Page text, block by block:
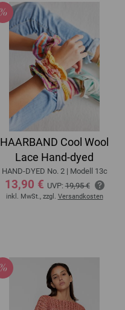
HAARBAND Cool Wool
Lace Hand-dyed
HAND-DYED No. 2 | Modell 13c
13,90 € UVP:19,95 €
inkl. MwSt., zzgl. Versandkosten